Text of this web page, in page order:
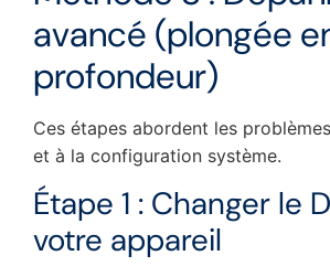
avancé (plongée
profondeur)
Ces étapes abordent les
et à la configuration système.
Étape 1 : Changer le
votre appareil